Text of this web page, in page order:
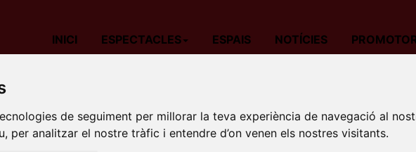
de seguiment per millorar la teva experiència de navegació al
per analitzar el nostre tràfic i entendre d’on venen els nostres visitants.
INICI ESPECTACLES ESPAIS NOTÍCIES
I